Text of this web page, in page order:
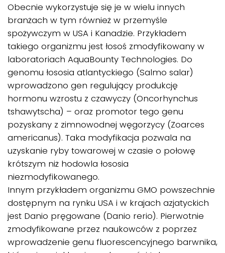
Obecnie wykorzystuje się je w wielu innych
branżach w tym również w przemyśle
spożywczym w USA i Kanadzie. Przykładem
takiego organizmu jest łosoś zmodyfikowany w
laboratoriach AquaBounty Technologies. Do
genomu łososia atlantyckiego (Salmo salar)
wprowadzono gen regulujący produkcję
hormonu wzrostu z czawyczy (Oncorhynchus
tshawytscha) – oraz promotor tego genu
pozyskany z zimnowodnej węgorzycy (Zoarces
americanus). Taka modyfikacja pozwala na
uzyskanie ryby towarowej w czasie o połowę
krótszym niż hodowla łososia
niezmodyfikowanego.
Innym przykładem organizmu GMO powszechnie
dostępnym na rynku USA i w krajach azjatyckich
jest Danio pręgowane (Danio rerio). Pierwotnie
zmodyfikowane przez naukowców z poprzez
wprowadzenie genu fluorescencyjnego barwnika,